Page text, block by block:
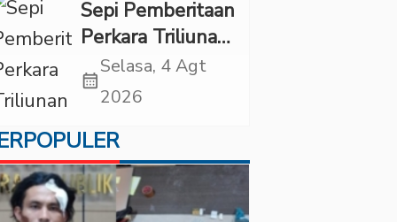
Brain Forum
2026 UPN
Veteran Jakarta”
Sepi Pemberitaan
Perkara Triliunan
Rupiah Investree,
Ternyata Sudah
calendar_month
Selasa, 4 Agt
2026